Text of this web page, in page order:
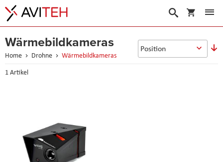
Suche
Wärmebildkameras
Home Drohne
Wärmebildkameras
1Artikel